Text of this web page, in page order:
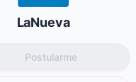
LaNueva
Postularme